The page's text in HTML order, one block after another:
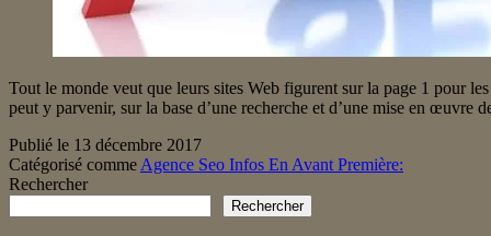
Tout le monde veut que leurs sites Web figurent sur la page 1 pour
peut y parvenir, sur la base d’une recherche et d’une mise en œuvre
Publié le 13 décembre 2017
Catégorisé comme Agence Seo Infos En Avant Première:
Rechercher
Rechercher